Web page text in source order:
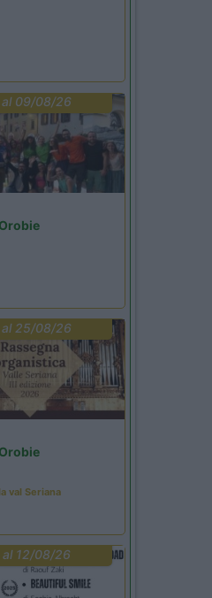
al 09/08/26
al 25/08/26
val Seriana
al 12/08/26